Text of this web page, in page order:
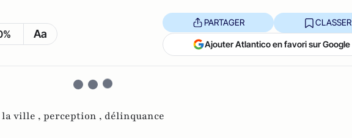
Aa
PARTAGER CLASSER
Ajouter Atlantico en favori sur Google
ville , perception , délinquance